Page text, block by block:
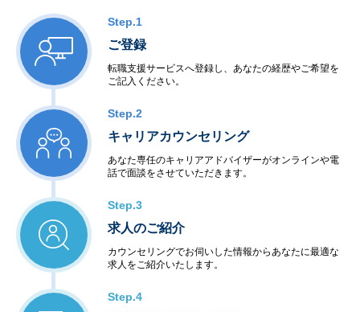
Step.1
ご登録
転職支援サービスへ登録し、あなたの経歴やご希望を
ご記入ください。
Step.2
キャリアカウンセリング
あなた専任のキャリアアドバイザーがオンラインや電
話で面談をさせていただきます。
Step.3
求人のご紹介
カウンセリングでお伺いした情報からあなたに最適な
求人をご紹介いたします。
Step.4